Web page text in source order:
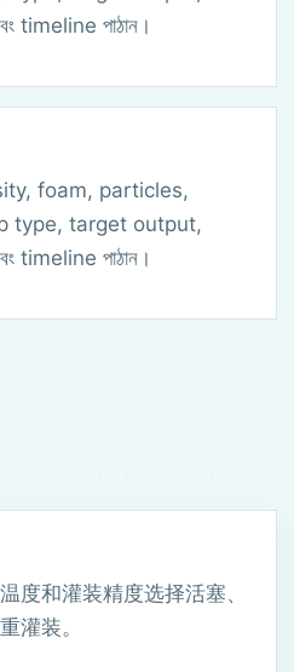
পাঠান।
foam, particles,
type, target output,
পাঠান।
度和灌装精度选择活塞、
灌装。